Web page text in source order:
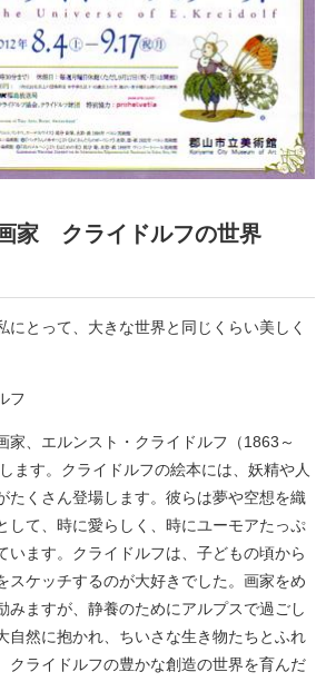
家 クライドルフの世界
にとって、大きな世界と同じくらい美しく
フ
家、エルンスト・クライドルフ（1863～
ます。クライドルフの絵本には、妖精や人
たくさん登場します。彼らは夢や空想を織
して、時に愛らしく、時にユーモアたっぷ
います。クライドルフは、子どもの頃から
スケッチするのが大好きでした。画家をめ
みますが、静養のためにアルプスで過ごし
自然に抱かれ、ちいさな生き物たちとふれ
クライドルフの豊かな創造の世界を育んだ